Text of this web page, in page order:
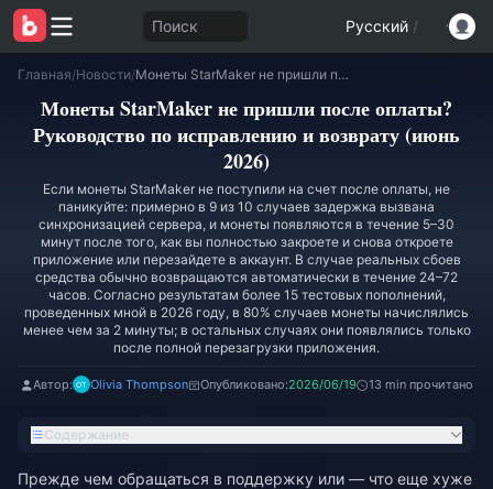
Поиск Русский /
Главная/Новости/ Монеты StarMaker не пришли после оплаты? Руководство по исправлению и возврату (июнь 2026)
Монеты StarMaker не пришли после оплаты?
Руководство по исправлению и возврату (июнь
2026)
Если монеты StarMaker не поступили на счет после оплаты, не
паникуйте: примерно в 9 из 10 случаев задержка вызвана
синхронизацией сервера, и монеты появляются в течение 5–30
минут после того, как вы полностью закроете и снова откроете
приложение или перезайдете в аккаунт. В случае реальных сбоев
средства обычно возвращаются автоматически в течение 24–72
часов. Согласно результатам более 15 тестовых пополнений,
проведенных мной в 2026 году, в 80% случаев монеты начислялись
менее чем за 2 минуты; в остальных случаях они появлялись только
после полной перезагрузки приложения.
Автор: Olivia Thompson Опубликовано:2026/06/19 13 min прочитано
Содержание
Прежде чем обращаться в поддержку или — что еще хуже